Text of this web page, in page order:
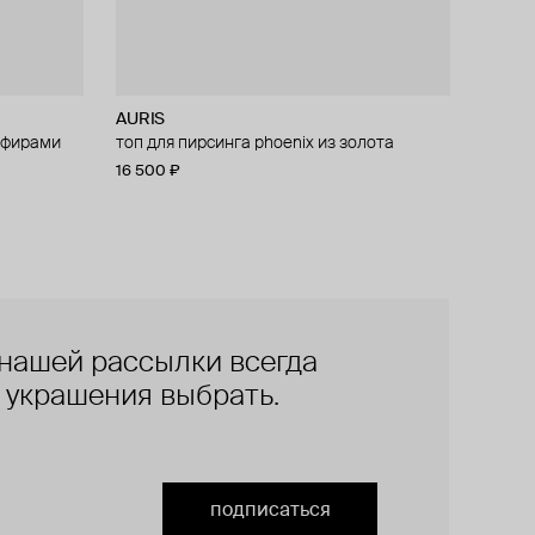
AURIS
топ для пирсинга phoenix из золота
16 500 ₽
из
рассылки всегда
украшения выбрать.
подписаться